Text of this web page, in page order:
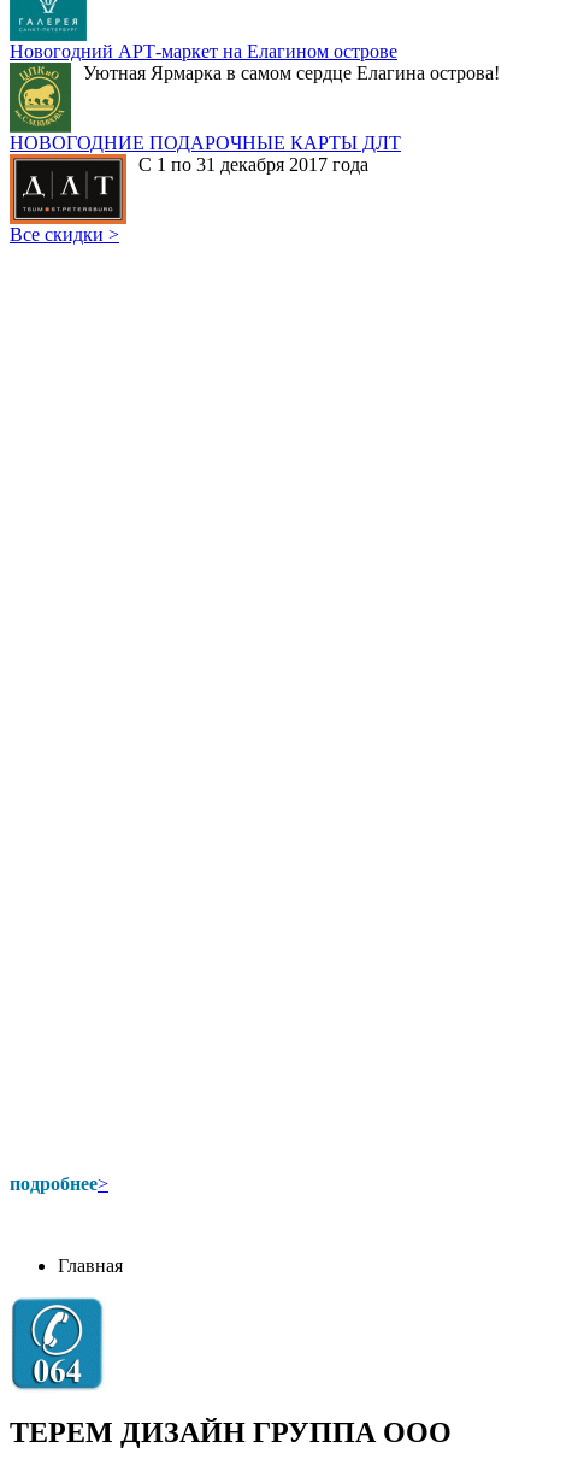
Новогодний АРТ-маркет на Елагином острове
Уютная Ярмарка в самом сердце Елагина острова!
НОВОГОДНИЕ ПОДАРОЧНЫЕ КАРТЫ ДЛТ
С 1 по 31 декабря 2017 года
Все скидки >
подробнее>
Главная
ТЕРЕМ ДИЗАЙН ГРУППА ООО